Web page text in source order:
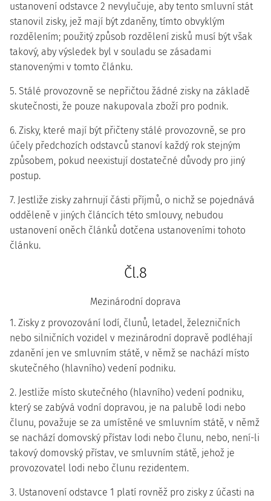
ustanovení odstavce 2 nevylučuje, aby tento smluvní stát
stanovil zisky, jež mají být zdaněny, tímto obvyklým
rozdělením; použitý způsob rozdělení zisků musí být však
takový, aby výsledek byl v souladu se zásadami
stanovenými v tomto článku.
5. Stálé provozovně se nepřičtou žádné zisky na základě
skutečnosti, že pouze nakupovala zboží pro podnik.
6. Zisky, které mají být přičteny stálé provozovně, se pro
účely předchozích odstavců stanoví každý rok stejným
způsobem, pokud neexistují dostatečné důvody pro jiný
postup.
7. Jestliže zisky zahrnují části příjmů, o nichž se pojednává
odděleně v jiných článcích této smlouvy, nebudou
ustanovení oněch článků dotčena ustanoveními tohoto
článku.
Čl.8
Mezinárodní doprava
1. Zisky z provozování lodí, člunů, letadel, železničních
nebo silničních vozidel v mezinárodní dopravě podléhají
zdanění jen ve smluvním státě, v němž se nachází místo
skutečného (hlavního) vedení podniku.
2. Jestliže místo skutečného (hlavního) vedení podniku,
který se zabývá vodní dopravou, je na palubě lodi nebo
člunu, považuje se za umístěné ve smluvním státě, v němž
se nachází domovský přístav lodi nebo člunu, nebo, není-li
takový domovský přístav, ve smluvním státě, jehož je
provozovatel lodi nebo člunu rezidentem.
3. Ustanovení odstavce 1 platí rovněž pro zisky z účasti na